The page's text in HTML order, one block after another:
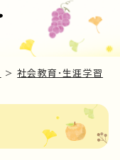
>社会教育・生涯学習